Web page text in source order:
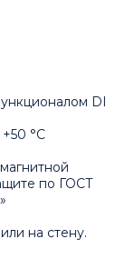
DI
°С
по ГОСТ
на стену.